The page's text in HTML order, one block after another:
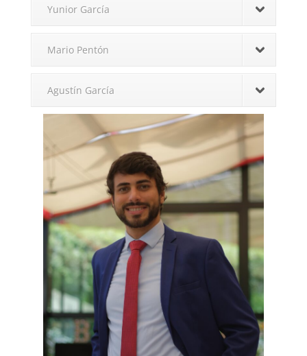
Yunior García
Mario Pentón
Agustín García